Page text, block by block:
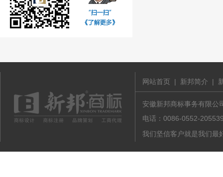
网站首页 | 新邦简介 |
安徽新邦商标事务有限公
电话：0086-0552-
我们坚信客户就是我们最